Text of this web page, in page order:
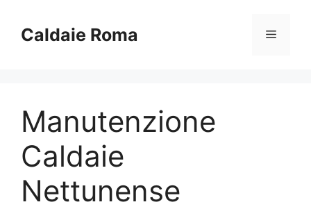
contenuto
Caldaie Roma Menu
Manutenzione
Caldaie
Nettunense